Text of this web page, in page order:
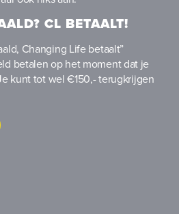
CL BETAALT!
Changing Life betaalt”
betalen op het moment dat je
kunt tot wel €150,- terugkrijgen